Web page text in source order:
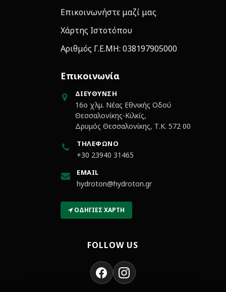
Επικοινωνήστε μαζί μας
Χάρτης Ιστοτόπου
Αριθμός Γ.Ε.ΜΗ: 038197905000
Επικοινωνία
ΔΙΕΎΘΥΝΣΗ
16ο χλμ. Νέας Εθνικής Οδού
Θεσσαλονίκης-Κιλκίς,
Δρυμός Θεσσαλονίκης, Τ.Κ. 572 00
ΤΗΛΈΦΩΝΟ
+30 23940 31465
EMAIL
hydroton@hydroton.gr
ΟΔΗΓΊΕΣ ΧΆΡΤΗ
FOLLOW US